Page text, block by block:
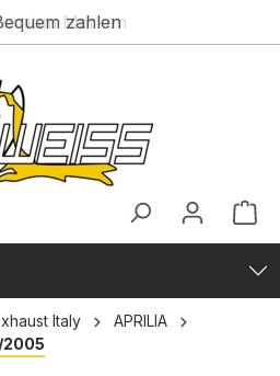
Marken
zahlen
Italy
APRILIA
2005